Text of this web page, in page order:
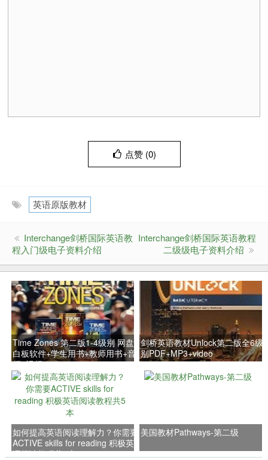
点赞 (0)
英语原版教材
Interchange剑桥国际英语教
程入门级电子资料介绍
Interchange剑桥国际英语教程
二级级电子资料介绍
Time Zones 第二版1-4级别 网盘
白板软件+学生用书+教师用书+音
频+视频
剑桥英语教材Unlock第二版全6级
别PDF+MP3+video
如何提高英语阅读理解力？你需要
ACTIVE skills for reading 积极英
语阅读教程共5本
美国教材Pathways-第二级